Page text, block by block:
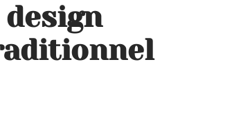
design